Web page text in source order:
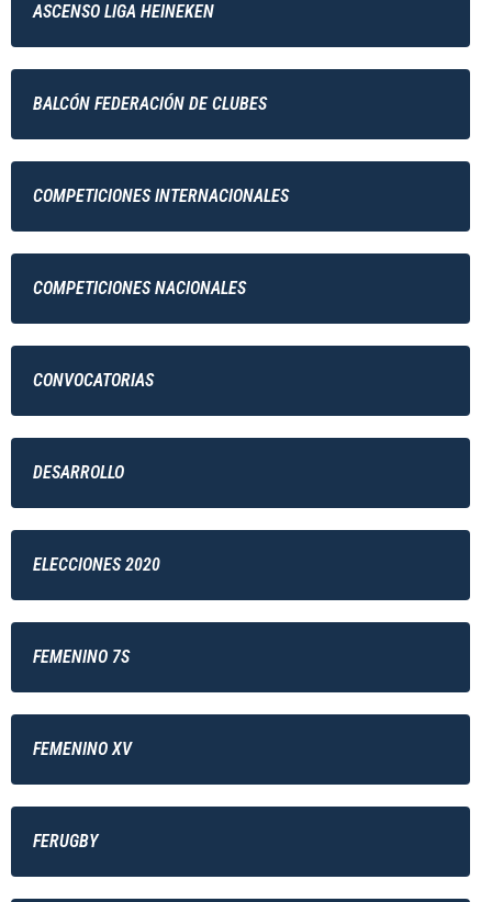
ASCENSO LIGA HEINEKEN
BALCÓN FEDERACIÓN DE CLUBES
COMPETICIONES INTERNACIONALES
COMPETICIONES NACIONALES
CONVOCATORIAS
DESARROLLO
ELECCIONES 2020
FEMENINO 7S
FEMENINO XV
FERUGBY